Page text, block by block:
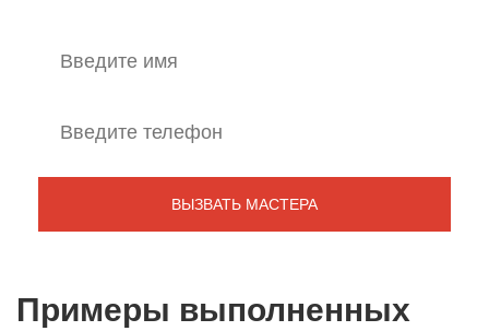
Примеры выполненных